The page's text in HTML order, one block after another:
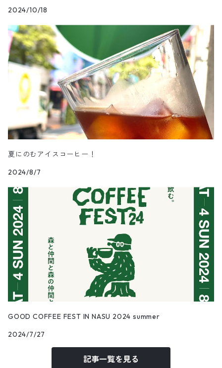
2024/10/18
夏にのむアイスコーヒー！
2024/8/7
GOOD COFFEE FEST IN NASU 2024 summer
2024/7/27
記事一覧を見る